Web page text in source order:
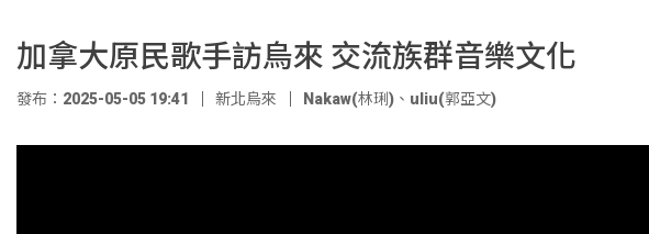
加拿大原民歌手訪烏來 交流族群音樂文化
發布：2025-05-05 19:41 新北烏來 Nakaw(林琍) 、 uliu(郭亞文)